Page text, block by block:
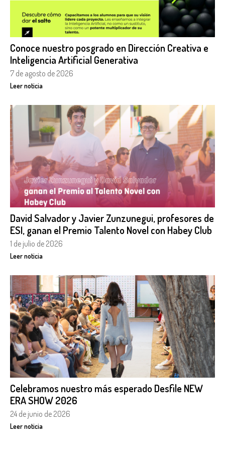
Conoce nuestro posgrado en Dirección Creativa e
Inteligencia Artificial Generativa
7 de agosto de 2026
Leer noticia
David Salvador y Javier Zunzunegui, profesores de
ESI, ganan el Premio Talento Novel con Habey Club
1 de julio de 2026
Leer noticia
Celebramos nuestro más esperado Desfile NEW
ERA SHOW 2026
24 de junio de 2026
Leer noticia